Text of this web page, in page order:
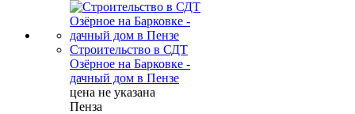
Строительство в СДТ
Озёрное на Барковке -
дачный дом в Пензе
цена не указана
Пенза